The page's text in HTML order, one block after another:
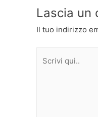
Lascia un
Il tuo indirizzo